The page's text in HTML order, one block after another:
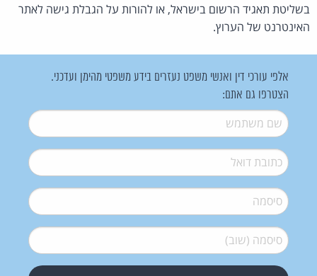
בשליטת תאגיד הרשום בישראל, או להורות על הגבלת גישה לאתר
האינטרנט של ה ערוץ.
אלפי עורכי דין ואנשי משפט נעזרים בידע משפטי מהימן ועדכני.
הצטרפו גם אתם:
שם משתמש*
דואל*
סיסמה*
סיסמה (שוב)*